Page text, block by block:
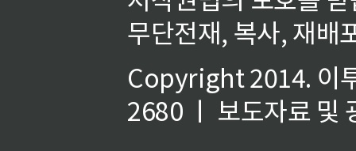
무단전재, 복사, 재배
Copyright 2014. 이
2680 ㅣ 보도자료